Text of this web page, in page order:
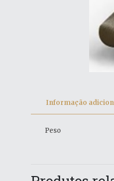
Informação
Peso